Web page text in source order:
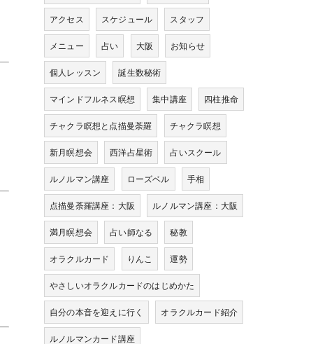
アクセス スケジュール スタッフ
メニュー 占い 大阪 お知らせ
個人レッスン 誕生数秘術
マインドフルネス瞑想 集中講座 四柱推命
チャクラ瞑想と点描曼荼羅 チャクラ瞑想
新月瞑想会 西洋占星術 占いスクール
ルノルマン講座 ローズベル 手相
点描曼荼羅講座：大阪 ルノルマン講座：大阪
満月瞑想会 占い師なる 秘教
オラクルカード りんこ 運勢
やさしいオラクルカードのはじめかた
自分の本音を迎えに行く オラクルカード紹介
ルノルマンカード講座